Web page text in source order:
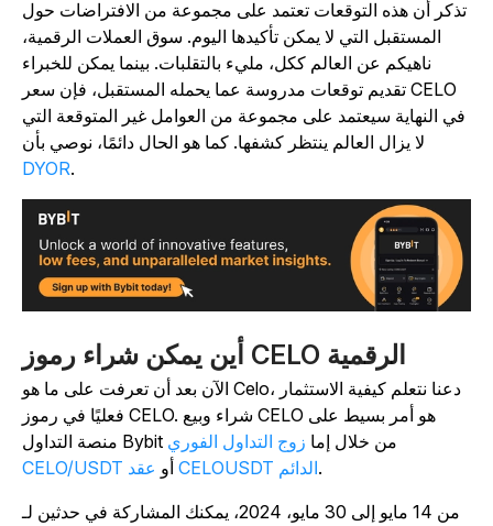
تذكر أن هذه التوقعات تعتمد على مجموعة من الافتراضات حول
المستقبل التي لا يمكن تأكيدها اليوم. سوق العملات الرقمية،
ناهيكم عن العالم ككل، مليء بالتقلبات. بينما يمكن للخبراء
تقديم توقعات مدروسة عما يحمله المستقبل، فإن سعر CELO
في النهاية سيعتمد على مجموعة من العوامل غير المتوقعة التي
لا يزال العالم ينتظر كشفها. كما هو الحال دائمًا، نوصي بأن
DYOR
أين يمكن شراء رموز CELO الرقمية
الآن بعد أن تعرفت على ما هو Celo، دعنا نتعلم كيفية الاستثمار
فعليًا في رموز CELO. شراء وبيع CELO هو أمر بسيط على
منصة التداول Bybit من خلال إما زوج التداول الفوري
CELO/USDT
أو عقد CELOUSDT الدائم
من 14 مايو إلى 30 مايو، 2024، يمكنك المشاركة في حدثين لـ